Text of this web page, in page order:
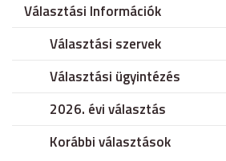
Választási Információk
Választási szervek
Választási ügyintézés
2026. évi választás
Korábbi választások